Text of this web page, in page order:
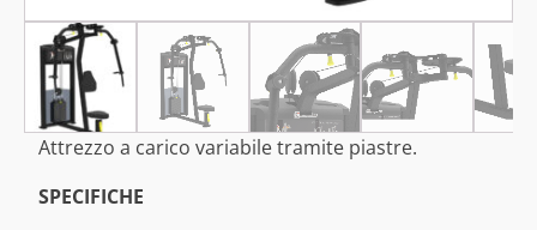
Attrezzo a carico variabile tramite piastre.
SPECIFICHE